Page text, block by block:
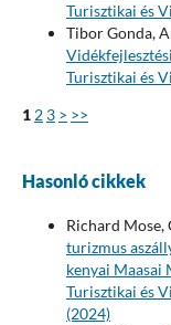
Turisztikai és
Tibor Gonda,
Turisztikai és
1 2 3 > >>
Hasonló cikkek
Richard Mose,
turizmus
kenyai Maasai
Turisztikai és
(2024)